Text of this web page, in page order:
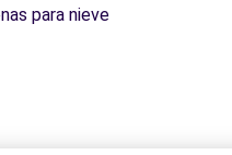
para nieve